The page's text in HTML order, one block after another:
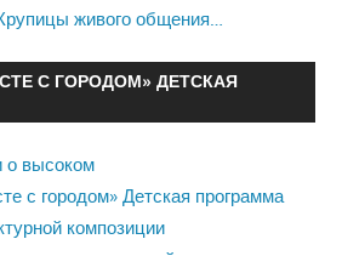
живого общения…
С ГОРОДОМ» ДЕТСКАЯ
о высоком
с городом» Детская программа
композиции